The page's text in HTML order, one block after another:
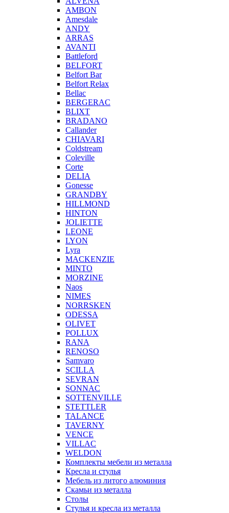
AMBON
Amesdale
ANDY
ARRAS
AVANTI
Battleford
BELFORT
Belfort Bar
Belfort Relax
Bellac
BERGERAC
BLIXT
BRADANO
Callander
CHIAVARI
Coldstream
Coleville
Corte
DELIA
Gonesse
GRANDBY
HILLMOND
HINTON
JOLIETTE
LEONE
LYON
Lyra
MACKENZIE
MINTO
MORZINE
Naos
NIMES
NORRSKEN
ODESSA
OLIVET
POLLUX
RANA
RENOSO
Samvaro
SCILLA
SEVRAN
SONNAC
SOTTENVILLE
STETTLER
TALANCE
TAVERNY
VENCE
VILLAC
WELDON
Комплекты мебели из металла
Кресла и стулья
Мебель из литого алюминия
Скамьи из металла
Столы
Стулья и кресла из металла